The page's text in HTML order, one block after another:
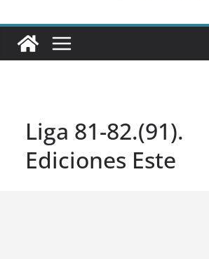
Liga 81-82.(91).
Ediciones Este